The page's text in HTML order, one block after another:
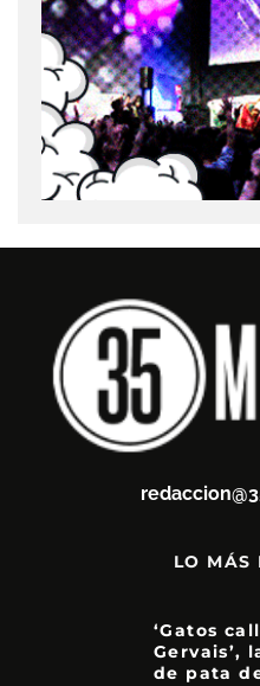
LO MÁS
‘Gatos
Gervais’,
de pata